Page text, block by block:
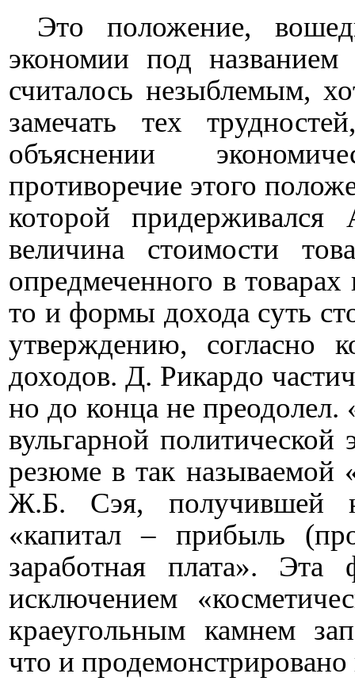
Это положение,
экономии под
считалось незыблемым,
замечать тех
объяснении
противоречие этого
которой
величина стоимости
опредмеченного в
то и формы дохода суть
утверждению, согласно
доходов. Д. Рикардо
но до конца не преодолел.
вульгарной политической
резюме в так называемой
Ж.Б. Сэя, получившей
«капитал – прибыль
заработная плата».
исключением
краеугольным камнем
что и